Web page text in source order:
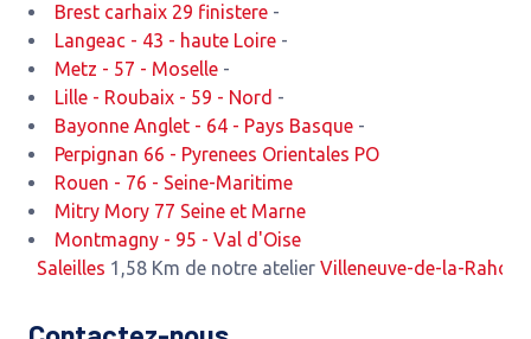
Brest carhaix 29 finistere -
Langeac - 43 - haute Loire -
Metz - 57 - Moselle -
Lille - Roubaix - 59 - Nord -
Bayonne Anglet - 64 - Pays Basque -
Perpignan 66 - Pyrenees Orientales PO
Rouen - 76 - Seine-Maritime
Mitry Mory 77 Seine et Marne
Montmagny - 95 - Val d'Oise
1,58 Km de notre atelierVilleneuve-de-la-Raho2,52